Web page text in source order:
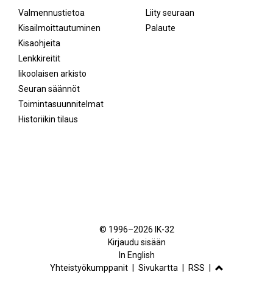
Valmennustietoa
Kisailmoittautuminen
Kisaohjeita
Lenkkireitit
Iikoolaisen arkisto
Seuran säännöt
Toimintasuunnitelmat
Historiikin tilaus
Liity seuraan
Palaute
FacebookInstagram
© 1996–2026 IK-32
Kirjaudu sisään
In English
Yhteistyökumppanit
Sivukartta RSS